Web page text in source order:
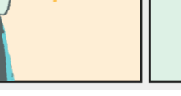
才與高中育才輔助系統